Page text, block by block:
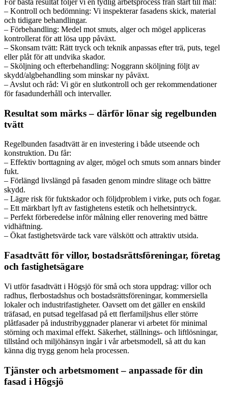
För bästa resultat följer vi en tydlig arbetsprocess från start till mål:
– Kontroll och bedömning: Vi inspekterar fasadens skick, material
och tidigare behandlingar.
– Förbehandling: Medel mot smuts, alger och mögel appliceras
kontrollerat för att lösa upp påväxt.
– Skonsam tvätt: Rätt tryck och teknik anpassas efter trä, puts, tegel
eller plåt för att undvika skador.
– Sköljning och efterbehandling: Noggrann sköljning följt av
skydd/algbehandling som minskar ny påväxt.
– Avslut och råd: Vi gör en slutkontroll och ger rekommendationer
för fasadunderhåll och intervaller.
Resultat som märks – därför lönar sig regelbunden
tvätt
Regelbunden fasadtvätt är en investering i både utseende och
konstruktion. Du får:
– Effektiv borttagning av alger, mögel och smuts som annars binder
fukt.
– Förlängd livslängd på fasaden genom mindre slitage och bättre
skydd.
– Lägre risk för fuktskador och följdproblem i virke, puts och fogar.
– Ett märkbart lyft av fastighetens estetik och helhetsintryck.
– Perfekt förberedelse inför målning eller renovering med bättre
vidhäftning.
– Ökat fastighetsvärde tack vare välskött och attraktiv utsida.
Fasadtvätt för villor, bostadsrättsföreningar, företag
och fastighetsägare
Vi utför fasadtvätt i Högsjö för små och stora uppdrag: villor och
radhus, flerbostadshus och bostadsrättsföreningar, kommersiella
lokaler och industrifastigheter. Oavsett om det gäller en enskild
träfasad, en putsad tegelfasad på ett flerfamiljshus eller större
plåtfasader på industribyggnader planerar vi arbetet för minimal
störning och maximal effekt. Säkerhet, ställnings- och liftlösningar,
tillstånd och miljöhänsyn ingår i vår arbetsmodell, så att du kan
känna dig trygg genom hela processen.
Tjänster och arbetsmoment – anpassade för din
fasad i Högsjö